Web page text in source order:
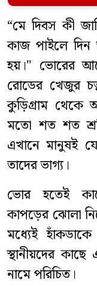
“মে দিবস কী
কাজ পাইলে
হয়।" ভোরের
রোডের খেজুর
কুড়িগ্রাম থেকে
মতো শত শত
এখানে মানুষই
তাদের ভাগ্য।
ভোর হতেই
কাপড়ের ঝোলা
মধ্যেই
স্থানীয়দের কাছে
নামে পরিচিত।